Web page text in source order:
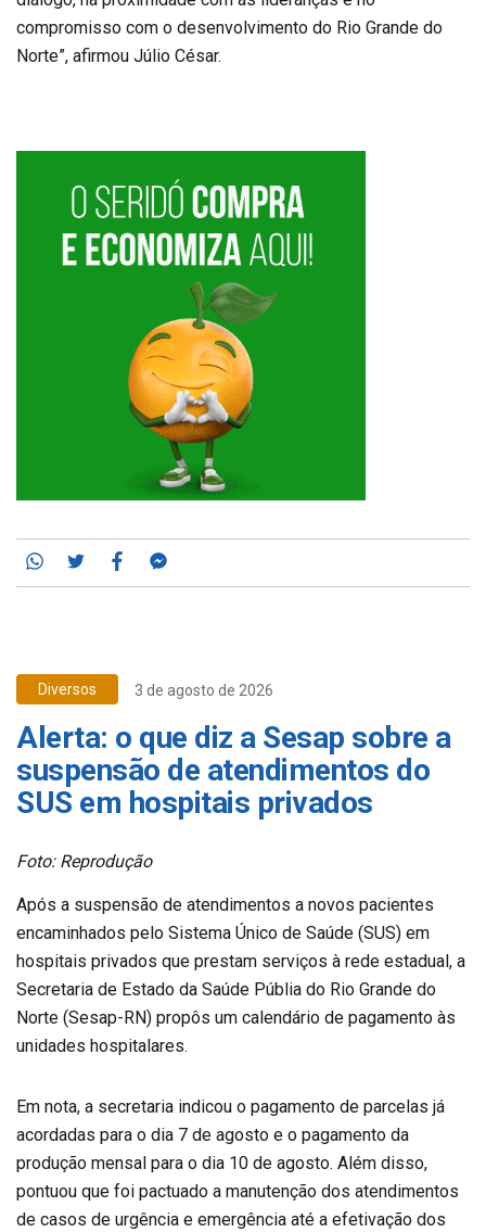
compromisso com o desenvolvimento do Rio Grande do
Norte”, afirmou Júlio César.
Whatsapp
TwitterFacebook
Diversos 3 de agosto de 2026
Alerta: o que diz a Sesap sobre a
suspensão de atendimentos do
SUS em hospitais privados
Foto: Reprodução
Após a suspensão de atendimentos a novos pacientes
encaminhados pelo Sistema Único de Saúde (SUS) em
hospitais privados que prestam serviços à rede estadual, a
Secretaria de Estado da Saúde Públia do Rio Grande do
Norte (Sesap-RN) propôs um calendário de pagamento às
unidades hospitalares.
Em nota, a secretaria indicou o pagamento de parcelas já
acordadas para o dia 7 de agosto e o pagamento da
produção mensal para o dia 10 de agosto. Além disso,
pontuou que foi pactuado a manutenção dos atendimentos
de casos de urgência e emergência até a efetivação dos